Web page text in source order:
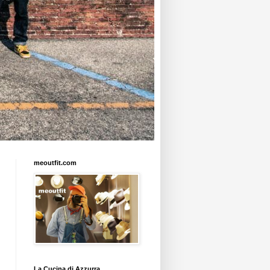
meoutfit.com